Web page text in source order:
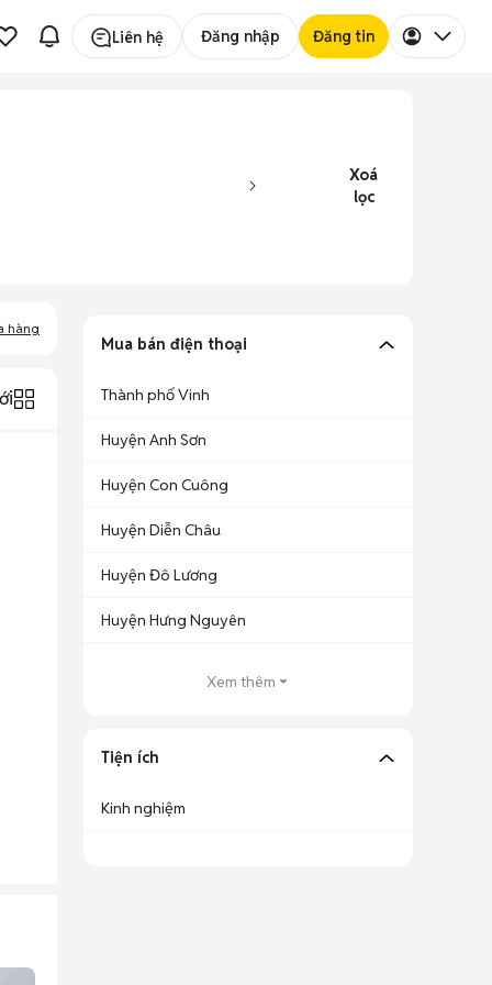
Liên hệ Đăng nhập Đăng tin
Xoá
lọc
hàng
Mua bán điện thoại
Thành phố Vinh
Huyện Anh Sơn
Huyện Con Cuông
Huyện Diễn Châu
Huyện Đô Lương
Huyện Hưng Nguyên
Xem thêm
Tiện ích
Kinh nghiệm